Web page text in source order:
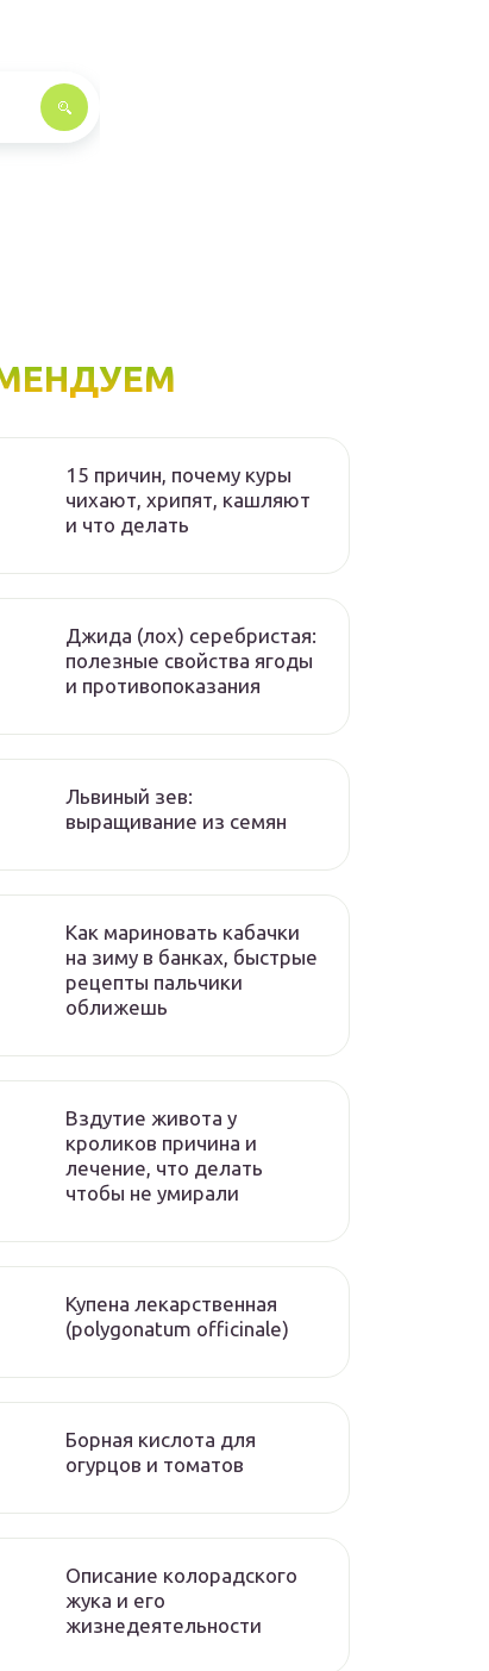
15 причин, почему куры
чихают, хрипят, кашляют
и что делать
Джида (лох) серебристая:
полезные свойства ягоды
и противопоказания
Львиный зев:
выращивание из семян
Как мариновать кабачки
на зиму в банках, быстрые
рецепты пальчики
оближешь
Вздутие живота у
кроликов причина и
лечение, что делать
чтобы не умирали
Купена лекарственная
(polygonatum officinale)
Борная кислота для
огурцов и томатов
Описание колорадского
жука и его
жизнедеятельности